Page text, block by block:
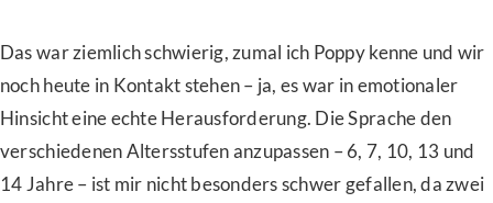
Das war ziemlich schwierig, zumal ich Poppy kenne und wir
noch heute in Kontakt stehen – ja, es war in emotionaler
Hinsicht eine echte Herausforderung. Die Sprache den
verschiedenen Altersstufen anzupassen – 6, 7, 10, 13 und
14 Jahre – ist mir nicht besonders schwer gefallen, da zwei